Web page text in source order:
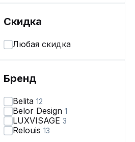
Скидка
Любая скидка
Бренд
Belita 12
Belor Design 1
LUXVISAGE 3
Relouis 13